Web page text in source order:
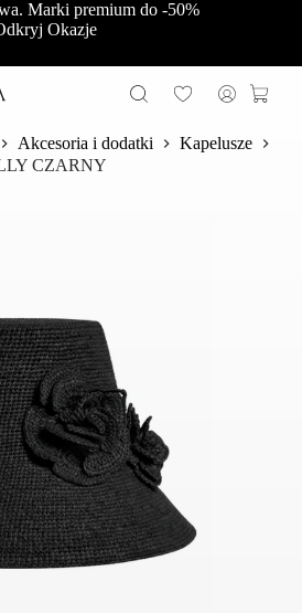
Marki premium do -50%
Okazje
Koszyk
Akcesoria i dodatki
Kapelusze
CZARNY